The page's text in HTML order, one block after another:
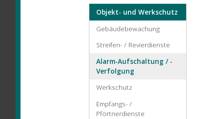
Objekt- und Werkschutz
Gebäudebewachung
Streifen- / Revierdienste
Alarm-Aufschaltung / -
Verfolgung
Werkschutz
Empfangs- /
Pförtnerdienste